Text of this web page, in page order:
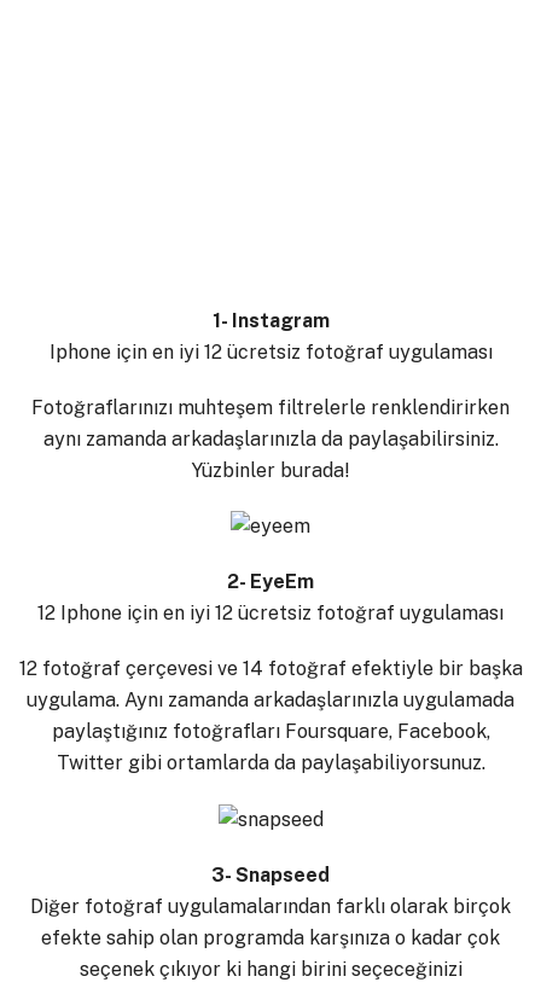
1- Instagram
Iphone için en iyi 12 ücretsiz fotoğraf uygulaması
Fotoğraflarınızı muhteşem filtrelerle renklendirirken
aynı zamanda arkadaşlarınızla da paylaşabilirsiniz.
Yüzbinler burada!
2- EyeEm
12 Iphone için en iyi 12 ücretsiz fotoğraf uygulaması
12 fotoğraf çerçevesi ve 14 fotoğraf efektiyle bir başka
uygulama. Aynı zamanda arkadaşlarınızla uygulamada
paylaştığınız fotoğrafları Foursquare, Facebook,
Twitter gibi ortamlarda da paylaşabiliyorsunuz.
3- Snapseed
Diğer fotoğraf uygulamalarından farklı olarak birçok
efekte sahip olan programda karşınıza o kadar çok
seçenek çıkıyor ki hangi birini seçeceğinizi